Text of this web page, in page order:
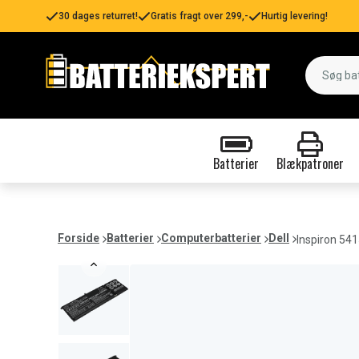
30 dages returret! Gratis fragt over 299,- Hurtig levering!
Batterier Blækpatroner
Forside Batterier Computerbatterier Dell Inspiron